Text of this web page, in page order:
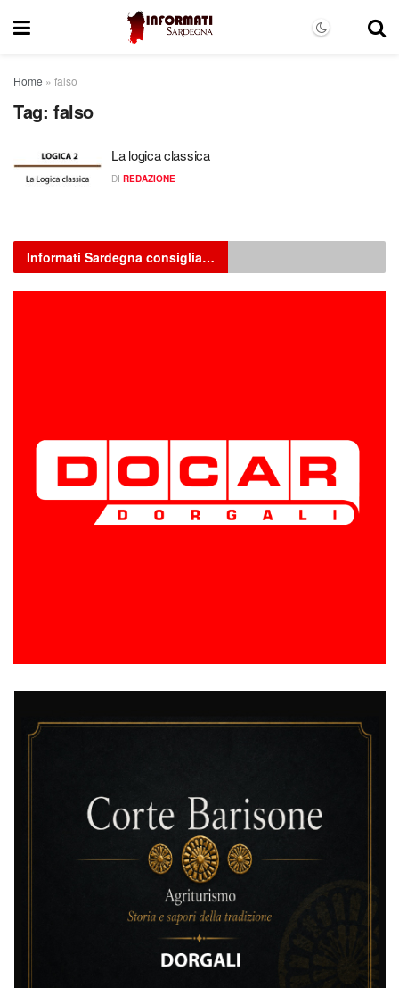
Home » falso
Tag: falso
La logica classica
DI REDAZIONE
Informati Sardegna consiglia…